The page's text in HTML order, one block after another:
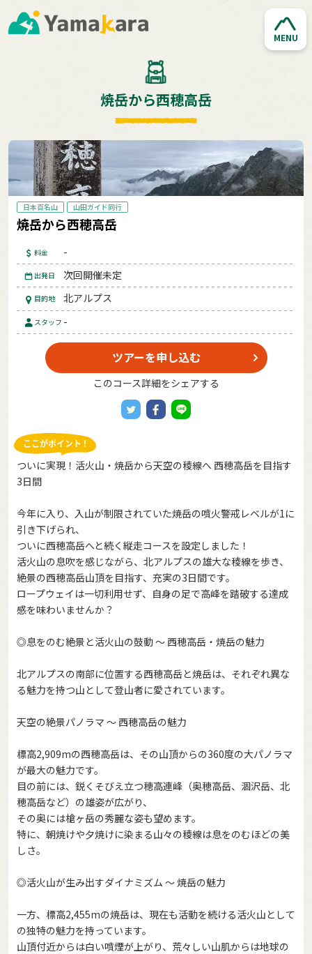
MENU
焼岳から西穂高岳
日本百名山 山田ガイド同行
焼岳から西穂高岳
料金 -
出発日 次回開催未定
目的地 北アルプス
スタッフ -
ツアーを申し込む
このコース詳細をシェアする
ついに実現！活火山・焼岳から天空の稜線へ 西穂高岳を目指す
3日間
今年に入り、入山が制限されていた焼岳の噴火警戒レベルが1に
引き下げられ、
ついに西穂高岳へと続く縦走コースを設定しました！
活火山の息吹を感じながら、北アルプスの雄大な稜線を歩き、
絶景の西穂高岳山頂を目指す、充実の3日間です。
ロープウェイは一切利用せず、自身の足で高峰を踏破する達成
感を味わいませんか？
◎息をのむ絶景と活火山の鼓動 ～ 西穂高岳・焼岳の魅力
北アルプスの南部に位置する西穂高岳と焼岳は、それぞれ異な
る魅力を持つ山として登山者に愛されています。
天空の絶景パノラマ ～ 西穂高岳の魅力
標高2,909mの西穂高岳は、その山頂からの360度の大パノラマ
が最大の魅力です。
目の前には、鋭くそびえ立つ穂高連峰（奥穂高岳、涸沢岳、北
穂高岳など）の雄姿が広がり、
その奥には槍ヶ岳の秀麗な姿も望めます。
特に、朝焼けや夕焼けに染まる山々の稜線は息をのむほどの美
しさ。
◎活火山が生み出すダイナミズム ～ 焼岳の魅力
一方、標高2,455mの焼岳は、現在も活動を続ける活火山として
の独特の魅力を持っています。
山頂付近からは白い噴煙が上がり、荒々しい山肌からは地球の